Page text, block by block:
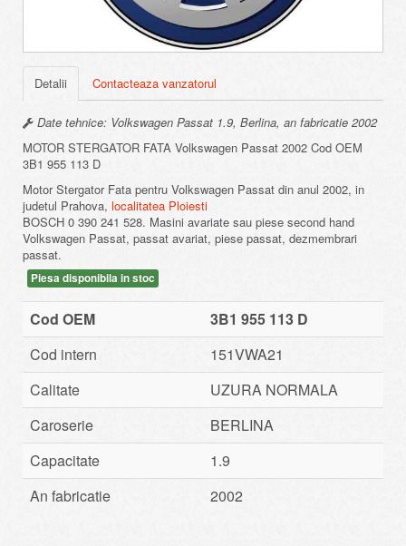
Detalii Contacteaza vanzatorul
Date tehnice: Volkswagen Passat 1.9, Berlina, an fabricatie 2002
MOTOR STERGATOR FATA Volkswagen Passat 2002 Cod OEM
3B1 955 113 D
Motor Stergator Fata pentru Volkswagen Passat din anul 2002, in
judetul Prahova, localitatea Ploiesti
BOSCH 0 390 241 528. Masini avariate sau piese second hand
Volkswagen Passat, passat avariat, piese passat, dezmembrari
passat.
Piesa disponibila in stoc
Cod OEM
3B1 955 113 D
Cod intern
151VWA21
Calitate
UZURA NORMALA
Caroserie
BERLINA
Capacitate
1.9
An fabricatie
2002